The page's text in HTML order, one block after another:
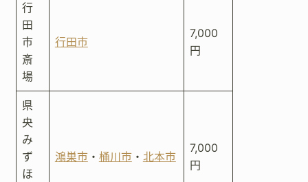
行
田
市
斎
場
行田市
7,000
円
県
央
み
ず
ほ
鴻巣市・ 桶川市・ 北本市
7,000
円